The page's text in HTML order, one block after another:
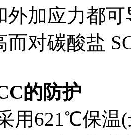
外加应力都
而对碳酸盐
的防护
用621℃保温